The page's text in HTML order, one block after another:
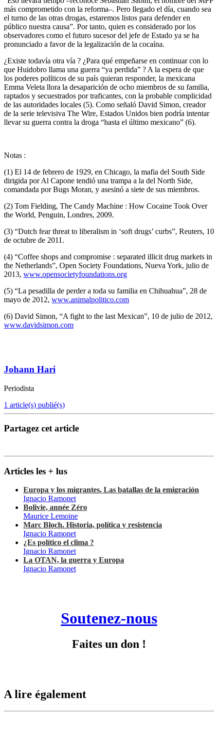
más comprometido con la reforma–. Pero llegado el día, cuando sea
el turno de las otras drogas, estaremos listos para defender en
público nuestra causa”. Por tanto, quien es considerado por los
observadores como el futuro sucesor del jefe de Estado ya se ha
pronunciado a favor de la legalización de la cocaína.
¿Existe todavía otra vía ? ¿Para qué empeñarse en continuar con lo
que Huidobro llama una guerra “ya perdida” ? A la espera de que
los poderes políticos de su país quieran responder, la mexicana
Emma Veleta llora la desaparición de ocho miembros de su familia,
raptados y secuestrados por traficantes, con la probable complicidad
de las autoridades locales (5). Como señaló David Simon, creador
de la serie televisiva The Wire, Estados Unidos bien podría intentar
llevar su guerra contra la droga “hasta el último mexicano” (6).
Notas :
(1) El 14 de febrero de 1929, en Chicago, la mafia del South Side
dirigida por Al Capone tendió una trampa a la del North Side,
comandada por Bugs Moran, y asesinó a siete de sus miembros.
(2) Tom Fielding, The Candy Machine : How Cocaine Took Over
the World, Penguin, Londres, 2009.
(3) “Dutch fear threat to liberalism in ‘soft drugs’ curbs”, Reuters, 10
de octubre de 2011.
(4) “Coffee shops and compromise : separated illicit drug markets in
the Netherlands”, Open Society Foundations, Nueva York, julio de
2013, www.opensocietyfoundations.org
(5) “La pesadilla de perder a toda su familia en Chihuahua”, 28 de
mayo de 2012, www.animalpolitico.com
(6) David Simon, “A fight to the last Mexican”, 10 de julio de 2012,
www.davidsimon.com
Johann Hari
Periodista
1 article(s) publié(s)
Partagez cet article
Articles les + lus
Europa y los migrantes. Las batallas de la emigración
Ignacio Ramonet
Bolivie, année Zéro
Maurice Lemoine
Marc Bloch. Historia, política y resistencia
Ignacio Ramonet
¿Es político el clima ?
Ignacio Ramonet
La OTAN, la guerra y Europa
Ignacio Ramonet
Soutenez-nous
Faites un don !
A lire également